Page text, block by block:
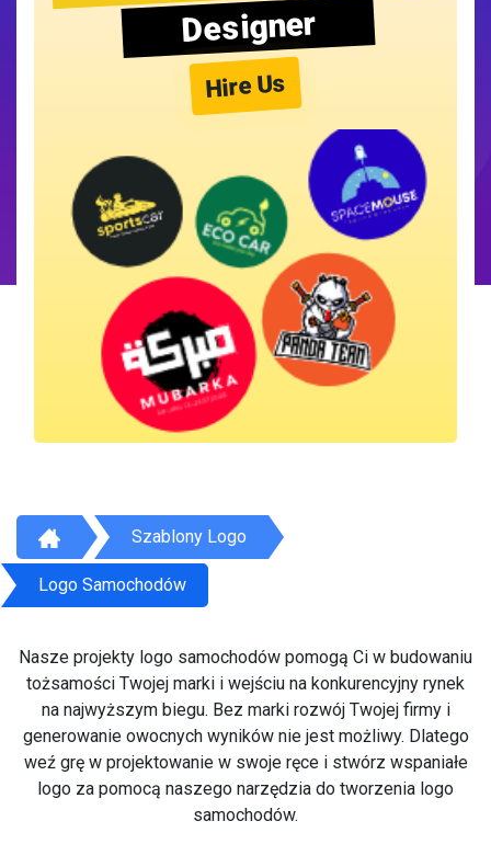
Designer
Hire Us
Szablony Logo
Logo Samochodów
Nasze projekty logo samochodów pomogą Ci w budowaniu
tożsamości Twojej marki i wejściu na konkurencyjny rynek
na najwyższym biegu. Bez marki rozwój Twojej firmy i
generowanie owocnych wyników nie jest możliwy. Dlatego
weź grę w projektowanie w swoje ręce i stwórz wspaniałe
logo za pomocą naszego narzędzia do tworzenia logo
samochodów.